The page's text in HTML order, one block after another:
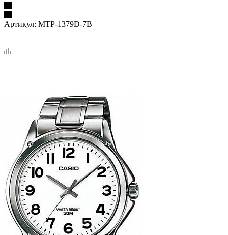
Артикул: MTP-1379D-7B